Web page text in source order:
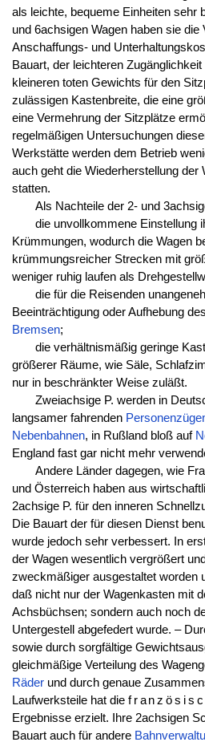
als leichte, bequeme Einheiten sehr
und 6achsigen Wagen haben sie die
Anschaffungs- und
Bauart, der leichteren
kleineren toten Gewichts für den
zulässigen Kastenbreite, die eine
eine Vermehrung der Sitzplätze
regelmäßigen Untersuchungen
Werkstätte werden dem Betrieb
auch geht die Wiederherstellung der
statten.
Als Nachteile der 2- und
die unvollkommene Einstellung
Krümmungen, wodurch die Wagen
krümmungsreicher Strecken mit
weniger ruhig laufen als
die für die Reisenden
Beeinträchtigung oder Aufhebung
Bremsen;
die verhältnismäßig geringe
größerer Räume, wie Säle,
nur in beschränkter Weise zuläßt.
Zweiachsige P. werden in
langsamer fahrenden
Nebenbahnen, in Rußland bloß auf
England fast gar nicht mehr
Andere Länder dagegen, wie
und Österreich haben aus
2achsige P. für den inneren
Die Bauart der für diesen Dienst
wurde jedoch sehr verbessert. In
der Wagen wesentlich vergrößert
zweckmäßiger ausgestaltet worden
daß nicht nur der Wagenkasten mit
Achsbüchsen; sondern auch noch
Untergestell abgefedert wurde. –
sowie durch sorgfältige
gleichmäßige Verteilung des
Räderund durch genaue
Laufwerksteile hat die
Ergebnisse erzielt. Ihre 2achsigen
Bauart auch für andere